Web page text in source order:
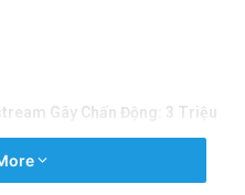
Gây Chấn Động: 3 Triệu